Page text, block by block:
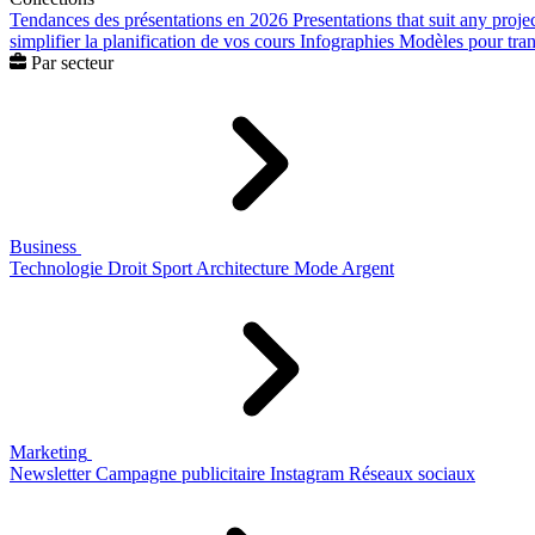
Tendances des présentations en 2026 Presentations that suit any
simplifier la planification de vos cours Infographies Modèles pour
Par secteur
Business
Technologie Droit Sport Architecture Mode Argent
Marketing
Newsletter Campagne publicitaire Instagram Réseaux sociaux